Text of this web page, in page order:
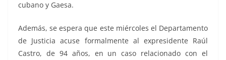
cubano y Gaesa.
Además, se espera que este miércoles el Departamento
de Justicia acuse formalmente al expresidente Raúl
Castro, de 94 años, en un caso relacionado con el